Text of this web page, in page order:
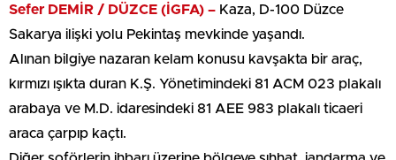
Sefer DEMİR / DÜZCE (İGFA) – Kaza, D-100 Düzce
Sakarya ilişki yolu Pekintaş mevkinde yaşandı.
Alınan bilgiye nazaran kelam konusu kavşakta bir araç,
kırmızı ışıkta duran K.Ş. Yönetimindeki 81 ACM 023 plakalı
arabaya ve M.D. idaresindeki 81 AEE 983 plakalı ticaeri
araca çarpıp kaçtı.